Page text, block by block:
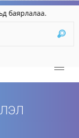
таньд